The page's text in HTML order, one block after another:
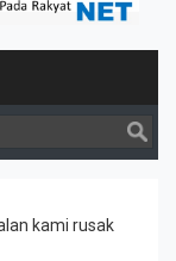
kami rusak